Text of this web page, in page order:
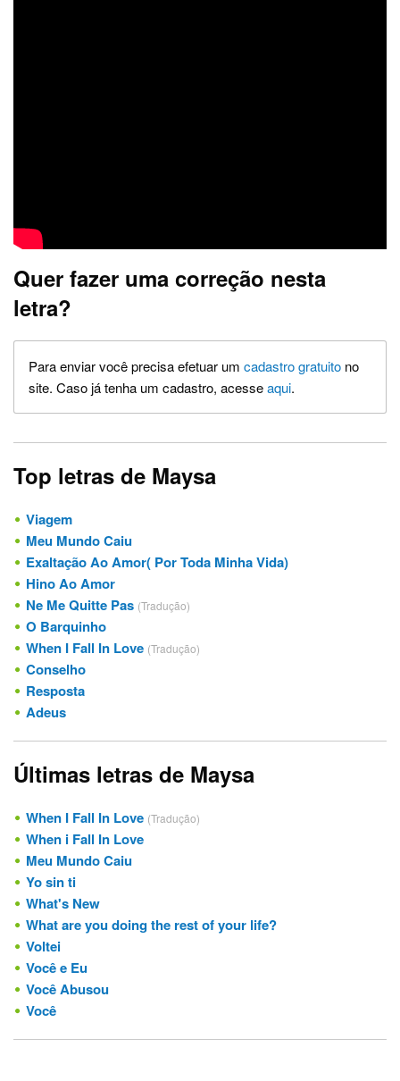
Quer fazer uma correção nesta
letra?
Para enviar você precisa efetuar um cadastro gratuito no
site. Caso já tenha um cadastro, acesseaqui.
Top letras de Maysa
Viagem
Meu Mundo Caiu
Exaltação Ao Amor( Por Toda Minha Vida)
Hino Ao Amor
Ne Me Quitte Pas (Tradução)
O Barquinho
When I Fall In Love (Tradução)
Conselho
Resposta
Adeus
Últimas letras de Maysa
When I Fall In Love (Tradução)
When i Fall In Love
Meu Mundo Caiu
Yo sin ti
What's New
What are you doing the rest of your life?
Voltei
Você e Eu
Você Abusou
Você